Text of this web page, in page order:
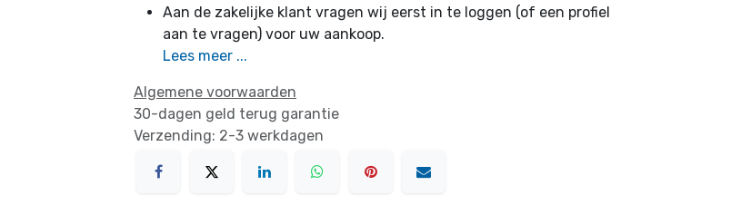
Aan de zakelijke klant vragen wij eerst in te loggen (of een profiel
aan te vragen) voor uw aankoop.
Lees meer ...
Algemene voorwaarden
30-dagen geld terug garantie
Verzending: 2-3 werkdagen